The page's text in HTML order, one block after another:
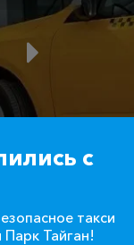
с
такси
Парк Тайган!